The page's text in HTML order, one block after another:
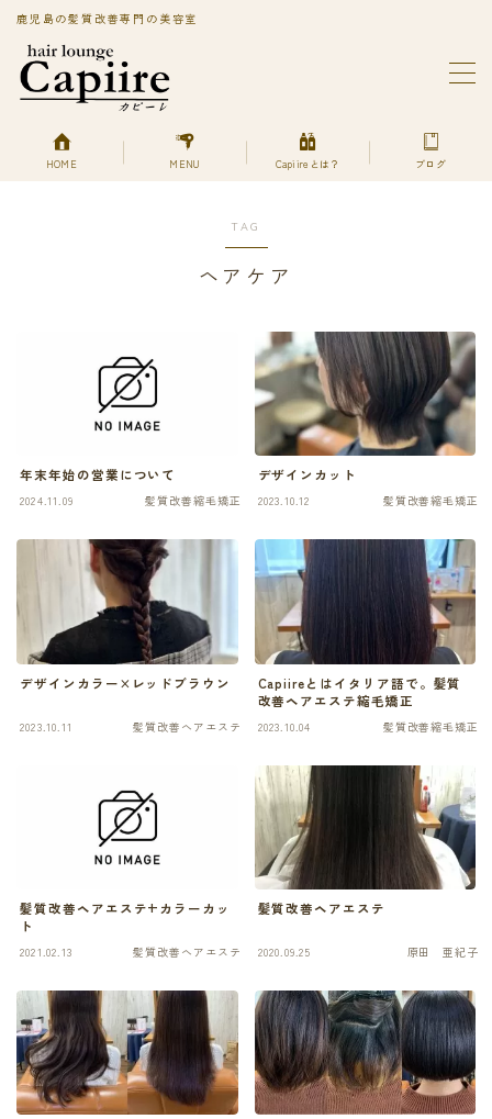
鹿児島の髪質改善専門の美容室
MENU
Capiireってどんなサロン?
PRIVACY POLICY
丁寧なカウンセリングで安心のカット
柔らかく、自然で艶のある髪質改善へアエステ縮毛矯正
キューティクルを広げて栄養を補給する
デトックスは何を使ってるの？
プライバシーポリシー
利用規約／特定商取引法に基づく表記
最後に必ず弱酸性
有料記事の決済完了ページ
運営者情報
頭皮、髪のデトックス
LINE登録で無料「髪質改善メソッド」をプレゼント！
Capiireの髪質改善の考え方
Capiireこだわりの薬剤
capiireのお客様からの声
Capiireのカウンセリングとは?
HOME MENU Capiireとは？ ブログ
TAG
ヘアケア
年末年始の営業について
2024.11.09 髪質改善縮毛矯正
デザインカット
2023.10.12 髪質改善縮毛矯正
デザインカラー×レッドブラウン
2023.10.11 髪質改善ヘアエステ
Capiireとはイタリア語で。髪質
改善ヘアエステ縮毛矯正
2023.10.04 髪質改善縮毛矯正
髪質改善ヘアエステ+カラーカッ
ト
2021.02.13 髪質改善ヘアエステ
髪質改善ヘアエステ
2020.09.25 原田 亜紀子